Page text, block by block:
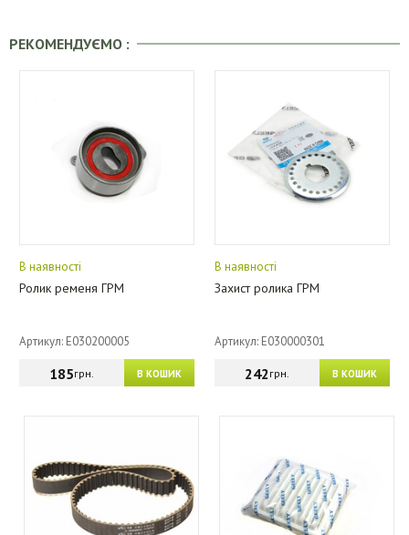
РЕКОМЕНДУЄМО :
В наявності
Ролик ременя ГРМ
Артикул: E030200005
В КОШИК
185грн.
В наявності
Захист ролика ГРМ
Артикул: E030000301
В КОШИК
242грн.